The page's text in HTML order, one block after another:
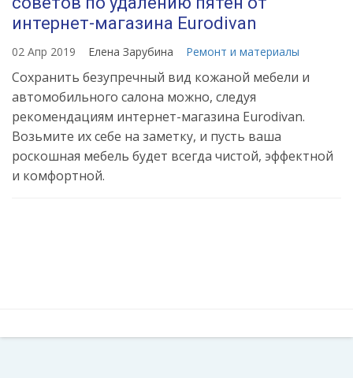
интернет-магазина Eurodivan
02 Апр 2019 Елена Зарубина Ремонт и материалы
Сохранить безупречный вид кожаной мебели и
автомобильного салона можно, следуя
рекомендациям интернет-магазина Eurodivan.
Возьмите их себе на заметку, и пусть ваша
роскошная мебель будет всегда чистой, эффектной
и комфортной.